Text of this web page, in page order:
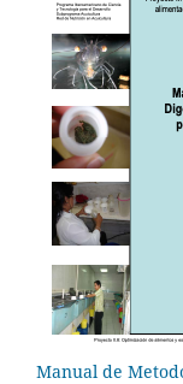
Manual de